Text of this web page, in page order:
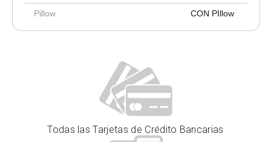
Pillow CON PIllow
Todas las Tarjetas de Crédito Bancarias